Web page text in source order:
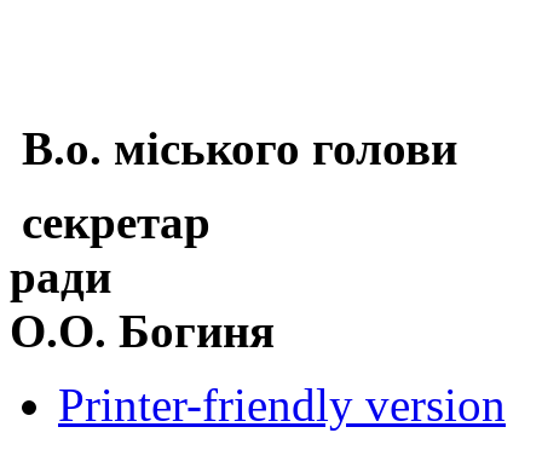
В.о. міського голови
секретар
О.О. Богиня
Printer-friendly version